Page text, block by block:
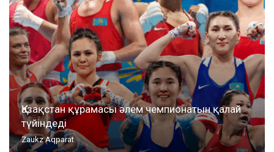
Қазақстан құрамасы әлем чемпионатын қалай
түйіндеді
Zaukz Aqparat